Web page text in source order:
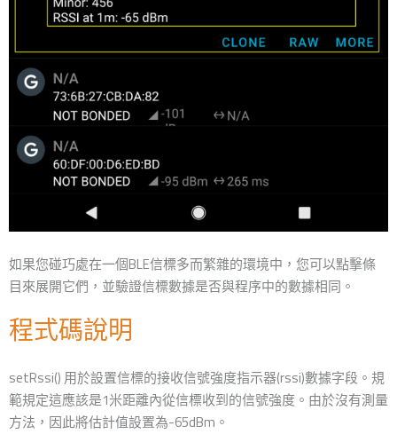
如果您碰巧處在一個BLE信標多而繁雜的環境中，您可以點擊條
目來展開它們，並驗證信標數據是否與程序中的數據相同。
程式碼說明
setRssi() 用於設置信標的接收信號強度指示器(rssi)數據字段。規
範規定這應該是1米距離內從信標收到的信號強度。由於沒有測量
方法，因此將估計值設置為-65dBm。